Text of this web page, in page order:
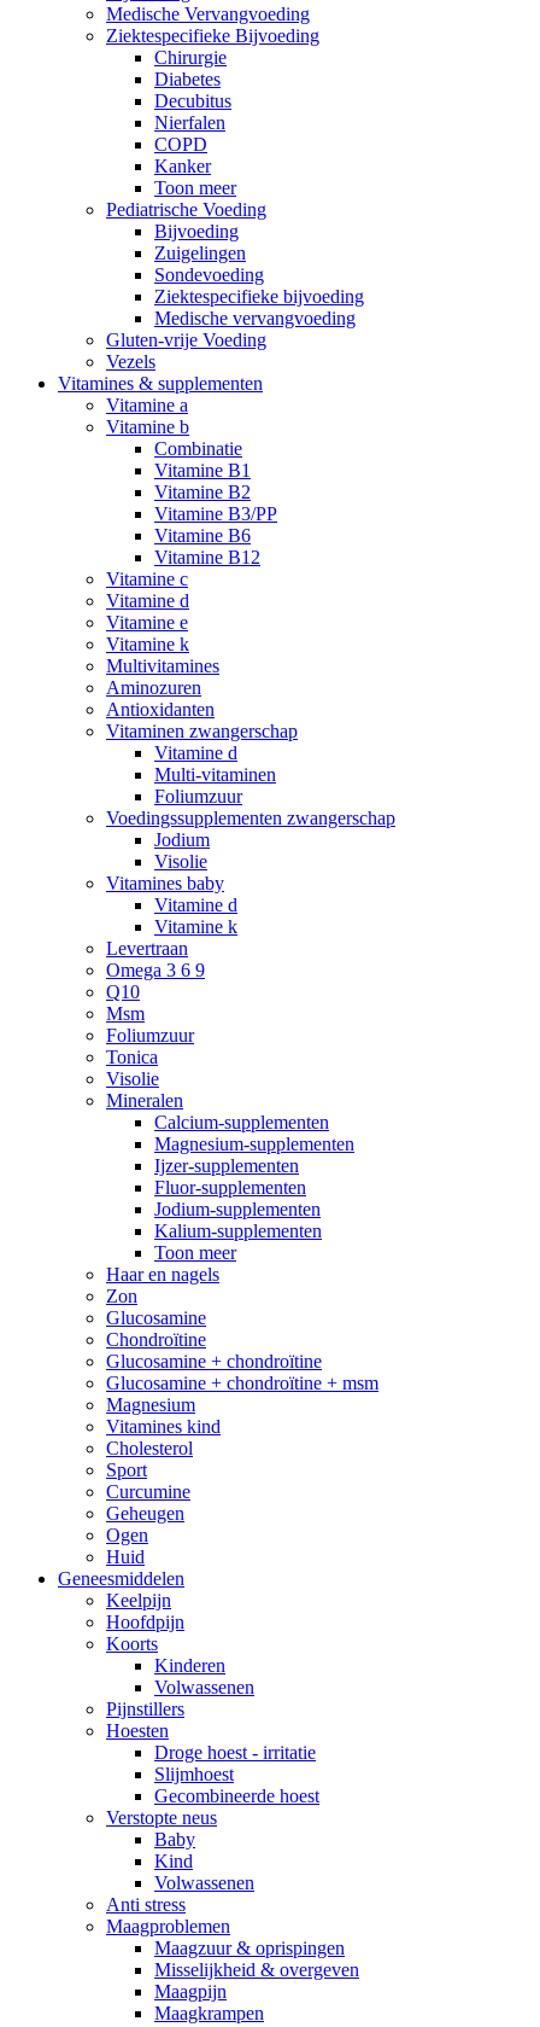
Medische Vervangvoeding
Ziektespecifieke Bijvoeding
Chirurgie
Diabetes
Decubitus
Nierfalen
COPD
Kanker
Toon meer
Pediatrische Voeding
Bijvoeding
Zuigelingen
Sondevoeding
Ziektespecifieke bijvoeding
Medische vervangvoeding
Gluten-vrije Voeding
Vezels
Vitamines & supplementen
Vitamine a
Vitamine b
Combinatie
Vitamine B1
Vitamine B2
Vitamine B3/PP
Vitamine B6
Vitamine B12
Vitamine c
Vitamine d
Vitamine e
Vitamine k
Multivitamines
Aminozuren
Antioxidanten
Vitaminen zwangerschap
Vitamine d
Multi-vitaminen
Foliumzuur
Voedingssupplementen zwangerschap
Jodium
Visolie
Vitamines baby
Vitamine d
Vitamine k
Levertraan
Omega 3 6 9
Q10
Msm
Foliumzuur
Tonica
Visolie
Mineralen
Calcium-supplementen
Magnesium-supplementen
Ijzer-supplementen
Fluor-supplementen
Jodium-supplementen
Kalium-supplementen
Toon meer
Haar en nagels
Zon
Glucosamine
Chondroïtine
Glucosamine + chondroïtine
Glucosamine + chondroïtine + msm
Magnesium
Vitamines kind
Cholesterol
Sport
Curcumine
Geheugen
Ogen
Huid
Geneesmiddelen
Keelpijn
Hoofdpijn
Koorts
Kinderen
Volwassenen
Pijnstillers
Hoesten
Droge hoest - irritatie
Slijmhoest
Gecombineerde hoest
Verstopte neus
Baby
Kind
Volwassenen
Anti stress
Maagproblemen
Maagzuur & oprispingen
Misselijkheid & overgeven
Maagpijn
Maagkrampen